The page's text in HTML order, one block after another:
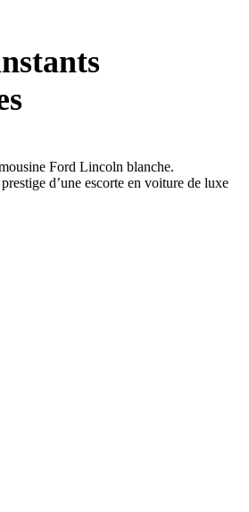
Ford Lincoln blanche.
d’une escorte en voiture de luxe